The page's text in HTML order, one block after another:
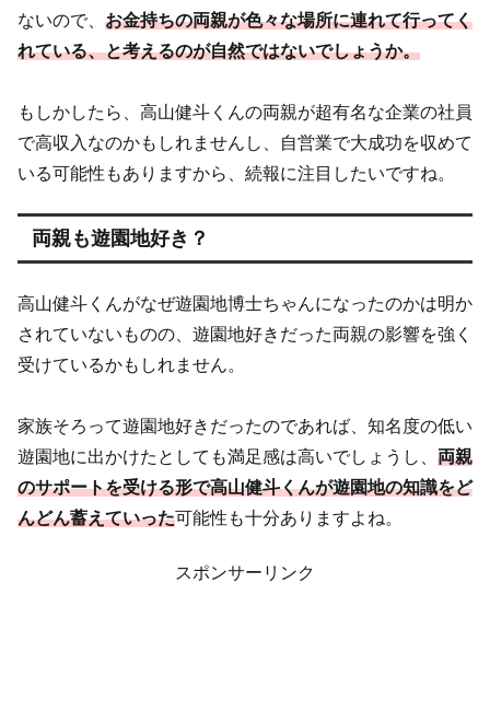
ないので、 お金持ちの両親が色々な場所に連れて行ってく
れている、と考えるのが自然ではないでしょうか。
もしかしたら、高山健斗くんの両親が超有名な企業の社員
で高収入なのかもしれませんし、自営業で大成功を収めて
いる可能性もありますから、続報に注目したいですね。
両親も遊園地好き？
高山健斗くんがなぜ遊園地博士ちゃんになったのかは明か
されていないものの、遊園地好きだった両親の影響を強く
受けているかもしれません。
家族そろって遊園地好きだったのであれば、知名度の低い
遊園地に出かけたとしても満足感は高いでしょうし、 両親
のサポートを受ける形で高山健斗くんが遊園地の知識をど
んどん蓄えていった可能性も十分ありますよね。
スポンサーリンク